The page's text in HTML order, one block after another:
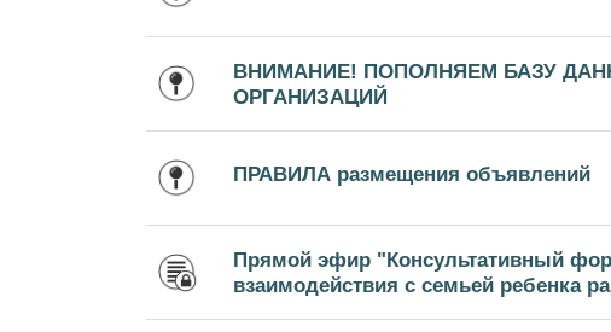
ВНИМАНИЕ! ПОПОЛНЯЕМ БАЗУ
ОРГАНИЗАЦИЙ
ПРАВИЛА размещения объявлений
Прямой эфир "Консультативный
взаимодействия с семьей ребенка